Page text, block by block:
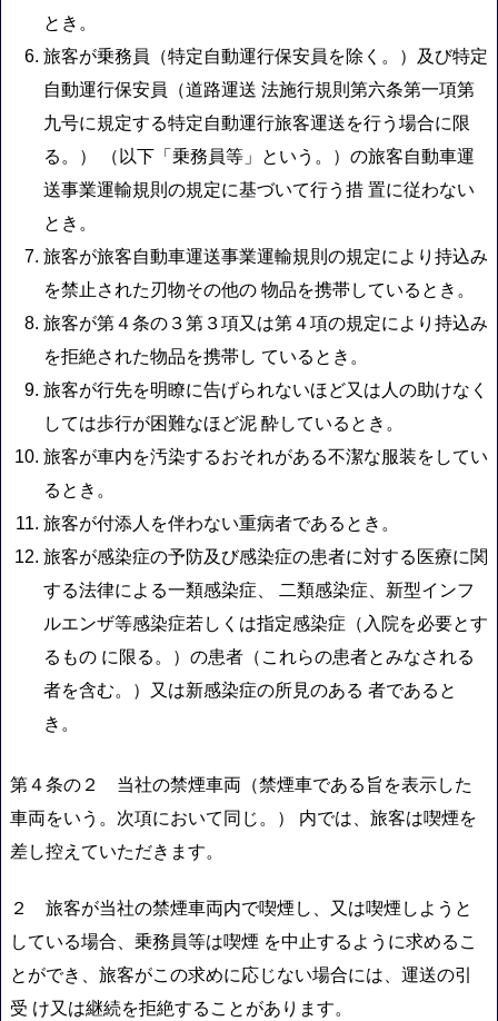
とき。
旅客が乗務員（特定自動運行保安員を除く。）及び特定
自動運行保安員（道路運送 法施行規則第六条第一項第
九号に規定する特定自動運行旅客運送を行う場合に限
る。） （以下「乗務員等」という。）の旅客自動車運
送事業運輸規則の規定に基づいて行う措 置に従わない
とき。
旅客が旅客自動車運送事業運輸規則の規定により持込み
を禁止された刃物その他の 物品を携帯しているとき。
旅客が第４条の３第３項又は第４項の規定により持込み
を拒絶された物品を携帯し ているとき。
旅客が行先を明瞭に告げられないほど又は人の助けなく
しては歩行が困難なほど泥 酔しているとき。
旅客が車内を汚染するおそれがある不潔な服装をしてい
るとき。
旅客が付添人を伴わない重病者であるとき。
旅客が感染症の予防及び感染症の患者に対する医療に関
する法律による一類感染症、 二類感染症、新型インフ
ルエンザ等感染症若しくは指定感染症（入院を必要とす
るもの に限る。）の患者（これらの患者とみなされる
者を含む。）又は新感染症の所見のある 者であると
き。
第４条の２ 当社の禁煙車両（禁煙車である旨を表示した
車両をいう。次項において同じ。） 内では、旅客は喫煙を
差し控えていただきます。
２ 旅客が当社の禁煙車両内で喫煙し、又は喫煙しようと
している場合、乗務員等は喫煙 を中止するように求めるこ
とができ、旅客がこの求めに応じない場合には、運送の引
受 け又は継続を拒絶することがあります。